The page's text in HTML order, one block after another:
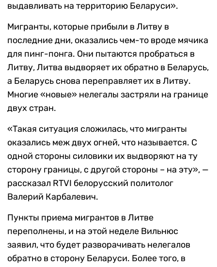
выдавливать на территорию Беларуси».
Мигранты, которые прибыли в Литву в
последние дни, оказались чем-то вроде мячика
для пинг-понга. Они пытаются пробраться в
Литву, Литва выдворяет их обратно в Беларусь,
а Беларусь снова переправляет их в Литву.
Многие «новые» нелегалы застряли на границе
двух стран.
«Такая ситуация сложилась, что мигранты
оказались меж двух огней, что называется. С
одной стороны силовики их выдворяют на ту
сторону границы, с другой стороны – на эту», —
рассказал RTVI белорусский политолог
Валерий Карбалевич.
Пункты приема мигрантов в Литве
переполнены, и на этой неделе Вильнюс
заявил, что будет разворачивать нелегалов
обратно в сторону Беларуси. Более того, в